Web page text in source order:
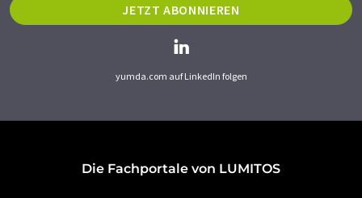
JETZT ABONNIEREN
yumda.com auf LinkedIn folgen
Die Fachportale von LUMITOS